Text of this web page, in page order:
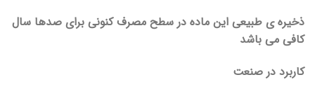
ذخیره ی طبیعی این ماده در سطح مصرف کنونی برای صدها سال
کافی می باشد
کاربرد در صنعت